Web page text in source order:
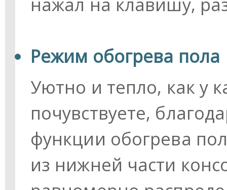
Режим обогрева пола
Уютно и тепло, как у
почувствуете,
функции обогрева
из нижней части